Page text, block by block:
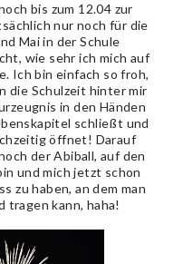
bis zum 12.04 zur
nur noch für die
Mai in der Schule
wie sehr ich mich auf
Ich bin einfach so froh,
die Schulzeit hinter mir
in den Händen
schließt und
öffnet! Darauf
der Abiball, auf den
und mich jetzt schon
zu haben, an dem man
tragen kann, haha!